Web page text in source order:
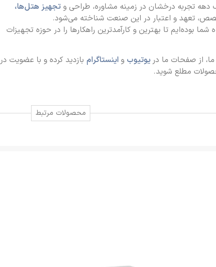
دهه تجربه درخشان در زمینه مشاوره، طراحی و تجهیز هتل‌ها،
تعهد و اعتبار در این صنعت شناخته می‌شود.
شما بوده‌ایم تا بهترین و کارآمدترین راهکارها را در حوزه تجهیزات
از صفحات ما در یوتیوب و اینستاگرام بازدید کرده و با عضویت در
مطلع شوید.
محصولات مرتبط